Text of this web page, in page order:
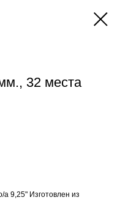
32 места
9,25" Изготовлен из